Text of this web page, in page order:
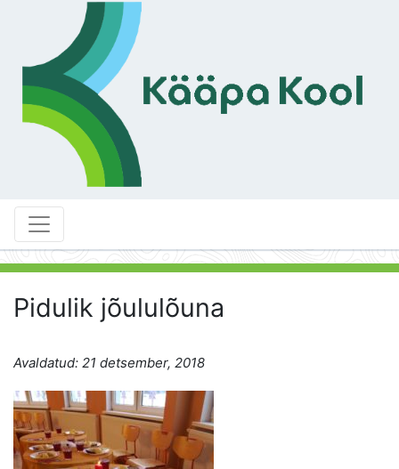
Pidulik jõululõuna
Avaldatud: 21 detsember, 2018